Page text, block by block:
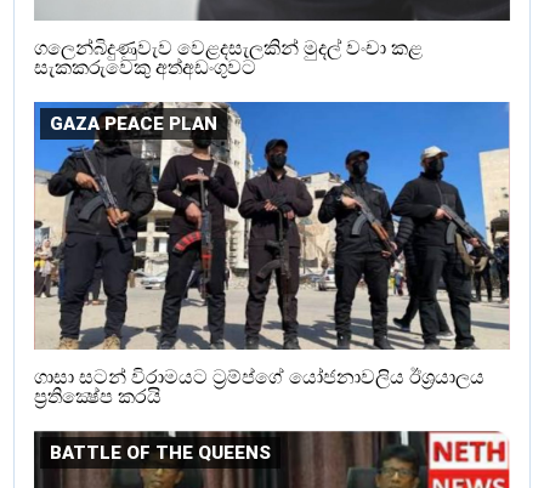
ගලෙන්බිදුණුවැව වෙළදසැලකින් මුදල් වංචා කළ
සැකකරුවෙකු අත්අඩංගුවට
GAZA PEACE PLAN
ගාසා සටන් විරාමයට ට්‍රම්ප්ගේ යෝජනාවලිය ඊශ්‍රයාලය
ප්‍රතික්‍ෂේප කරයි
BATTLE OF THE QUEENS‍